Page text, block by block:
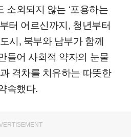
소외되지 않는 ‘포용하는
터 어르신까지, 청년부터
시, 북부와 남부가 함께
들어 사회적 약자의 눈물
격차를 치유하는 따뜻한
속했다.